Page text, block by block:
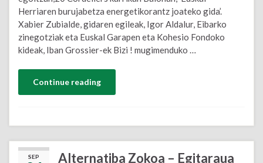
Herriaren burujabetza energetikorantz joateko gida’.
Xabier Zubialde, gidaren egileak, Igor Aldalur, Eibarko
zinegotziak eta Euskal Garapen eta Kohesio Fondoko
kideak, Iban Grossier-ek Bizi ! mugimenduko …
Continue reading
SEP Alternatiba Zokoa – Egitaraua